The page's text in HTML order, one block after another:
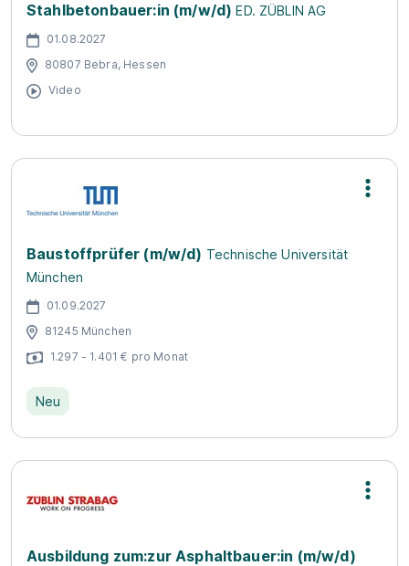
Stahlbetonbauer:in (m/w/d) ED. ZÜBLIN AG
01.08.2027
80807 Bebra, Hessen
Video
Baustoffprüfer (m/w/d) Technische Universität
München
01.09.2027
81245 München
1.297 - 1.401 € pro Monat
Neu
Ausbildung zum:zur Asphaltbauer:in (m/w/d)